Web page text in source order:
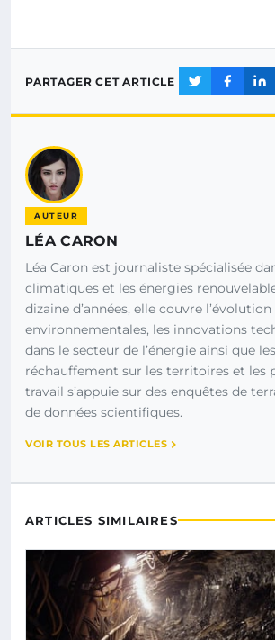
PARTAGER CET ARTICLE
AUTEUR
LÉA CARON
Léa Caron est journaliste spécialisée
climatiques et les énergies
dizaine d’années, elle couvre
environnementales, les innovations
dans le secteur de l’énergie ainsi que
réchauffement sur les territoires et les
travail s’appuie sur des enquêtes de
de données scientifiques.
VOIR TOUS LES ARTICLES
ARTICLES SIMILAIRES